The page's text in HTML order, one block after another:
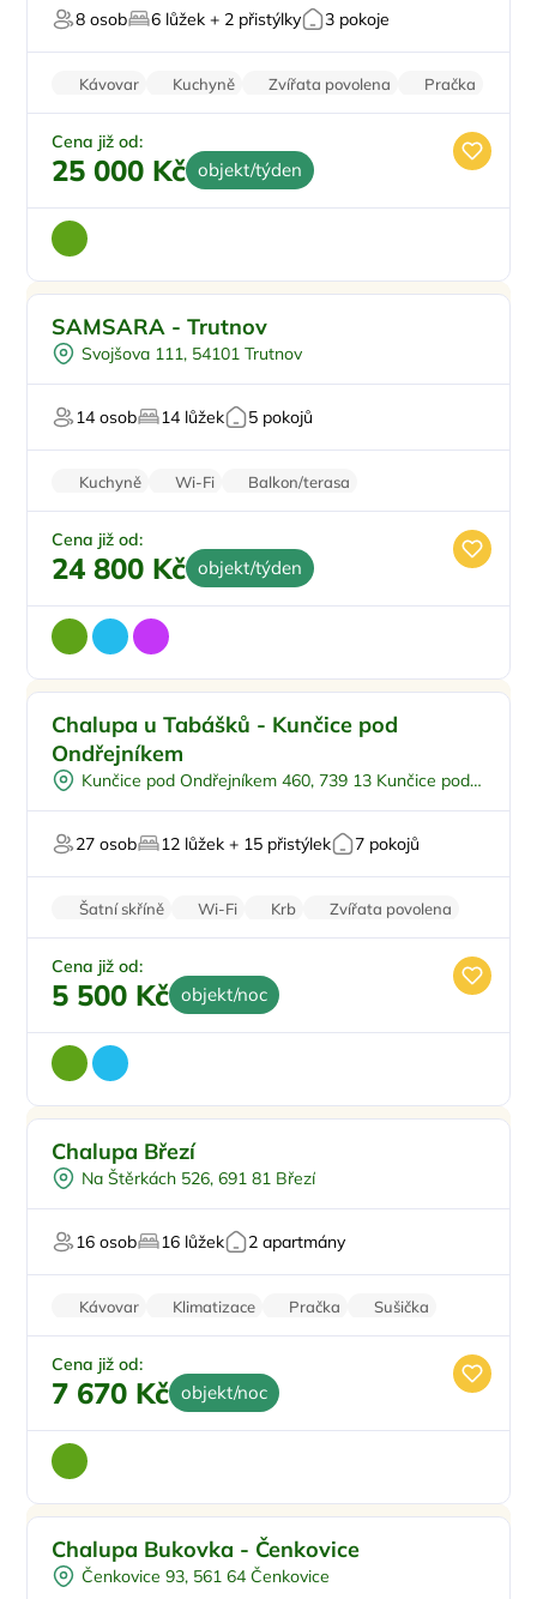
U vody
8 osob 6 lůžek + 2 přistýlky 3 pokoje
Kávovar Kuchyně Zvířata povolena
Pračka
Vysavač
Cena již od:
25 000 Kč objekt/týden
Koupací sud
Vyjížďky na koních
U lesa
SAMSARA - Trutnov
Svojšova 111, 54101 Trutnov
14 osob 14 lůžek 5 pokojů
Kuchyně Wi-Fi
Balkon/terasa
Bezbariérový vstup
Cena již od:
24 800 Kč objekt/týden
Polopenze
Na samotě
U lesa
Pro svatby a oslavy
Chalupa u Tabášků - Kunčice pod
Ondřejníkem
Kunčice pod Ondřejníkem 460, 739 13 Kunčice pod
27 osob
12 lůžek + 15 přistýlek 7 pokojů
Šatní skříně Wi-Fi Krb
Zvířata povolena
Pračka
Cena již od:
5 500 Kč objekt/noc
Venkovní bazén
Vířivka
Pro milovníky vína
Chalupa Březí
Na Štěrkách 526, 691 81 Březí
16 osob 16 lůžek 2 apartmány
Kávovar Klimatizace Pračka
Sušička
Vinotéka
Cena již od:
7 670 Kč objekt/noc
Vířivka
Sauna
Chalupa Bukovka - Čenkovice
Čenkovice 93, 561 64 Čenkovice